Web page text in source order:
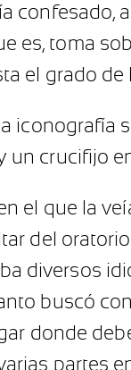
confesado,
es, toma
el grado de
un crucifijo
el que la
del
diversos
buscó
donde
partes